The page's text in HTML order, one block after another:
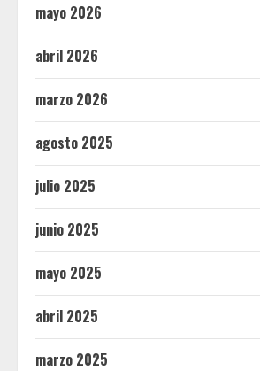
mayo 2026
abril 2026
marzo 2026
agosto 2025
julio 2025
junio 2025
mayo 2025
abril 2025
marzo 2025